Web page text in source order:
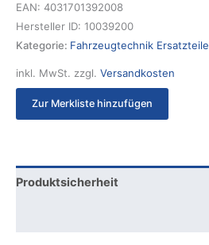
EAN: 4031701392008
Hersteller ID: 10039200
Kategorie: Fahrzeugtechnik Ersatzteile
inkl. MwSt. zzgl. Versandkosten
Zur Merkliste hinzufügen
Produktsicherheit